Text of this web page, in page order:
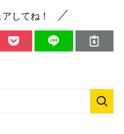
してね！